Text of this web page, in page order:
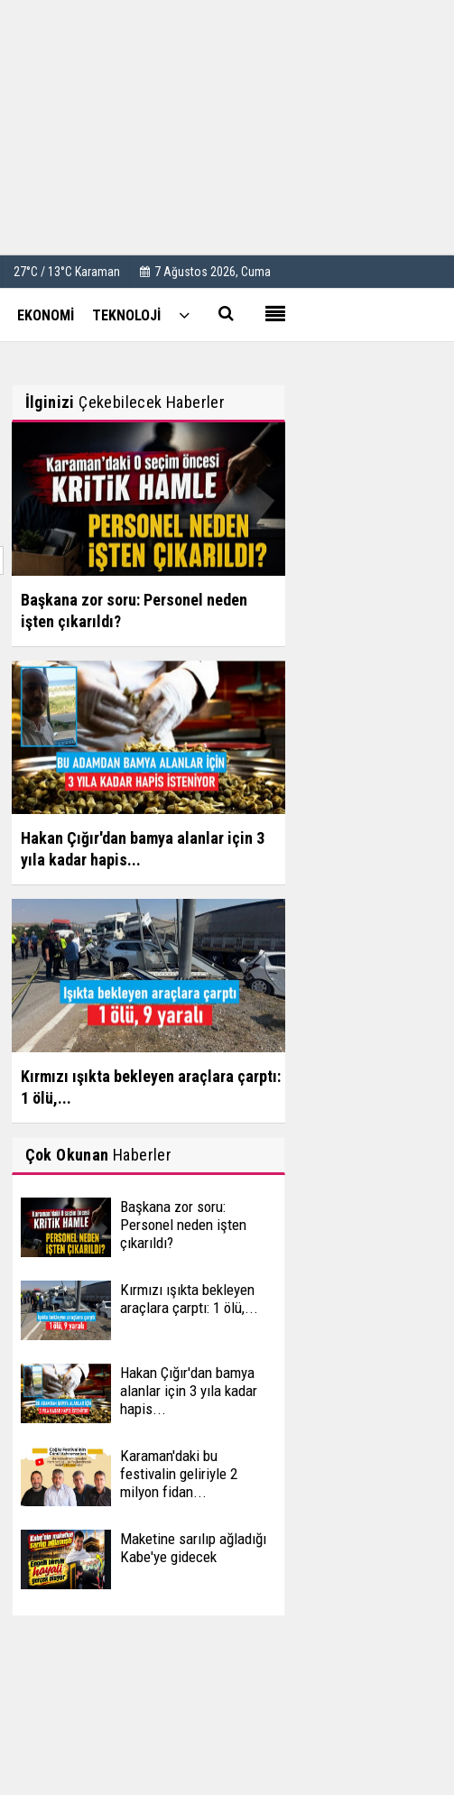
27°C / 13°C Karaman 7 Ağustos 2026, Cuma
EKONOMİ TEKNOLOJİ
İlginizi Çekebilecek Haberler
Başkana zor soru: Personel neden
işten çıkarıldı?
Hakan Çığır'dan bamya alanlar için 3
yıla kadar hapis...
Kırmızı ışıkta bekleyen araçlara çarptı:
1 ölü,...
Çok Okunan Haberler
Başkana zor soru:
Personel neden işten
çıkarıldı?
Kırmızı ışıkta bekleyen
araçlara çarptı: 1 ölü,...
Hakan Çığır'dan bamya
alanlar için 3 yıla kadar
hapis...
Karaman'daki bu
festivalin geliriyle 2
milyon fidan...
Maketine sarılıp ağladığı
Kabe'ye gidecek